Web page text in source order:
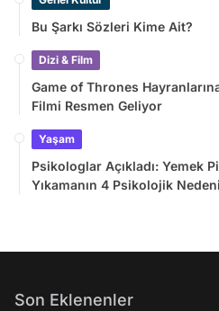
Bu Şarkı Sözleri Kime Ait?
Dizi & Film
Game of Thrones
Filmi Resmen Geliyor
Yaşam
Psikologlar Açıkladı: Yemek
Yıkamanın 4 Psikolojik Nedeni
Son Eklenenler